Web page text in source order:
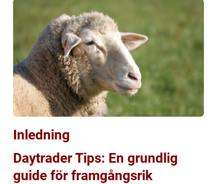
Inledning
Daytrader Tips: En grundlig
guide för framgångsrik